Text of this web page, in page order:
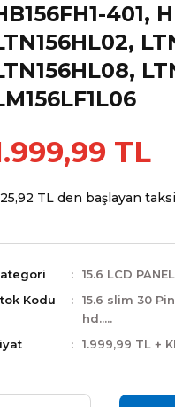
401,
TL
TL den başlayan
15.6 LCD PANEL
Kodu
15.6 slim 30
hd.....
1.999,99 TL +